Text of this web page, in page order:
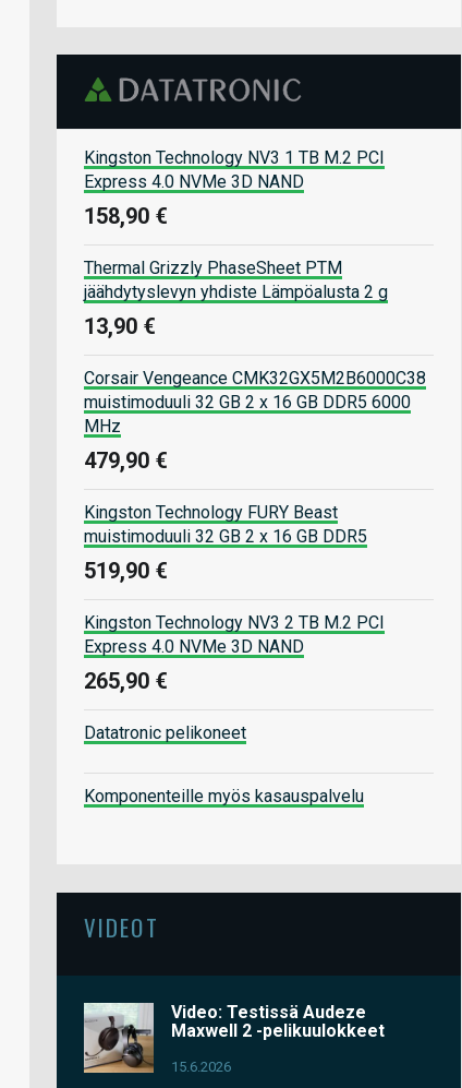
Kingston Technology NV3 1 TB M.2 PCI
Express 4.0 NVMe 3D NAND
158,90 €
Thermal Grizzly PhaseSheet PTM
jäähdytyslevyn yhdiste Lämpöalusta 2 g
13,90 €
Corsair Vengeance CMK32GX5M2B6000C38
muistimoduuli 32 GB 2 x 16 GB DDR5 6000
MHz
479,90 €
Kingston Technology FURY Beast
muistimoduuli 32 GB 2 x 16 GB DDR5
519,90 €
Kingston Technology NV3 2 TB M.2 PCI
Express 4.0 NVMe 3D NAND
265,90 €
Datatronic pelikoneet
Komponenteille myös kasauspalvelu
VIDEOT
Video: Testissä Audeze
Maxwell 2 -pelikuulokkeet
15.6.2026